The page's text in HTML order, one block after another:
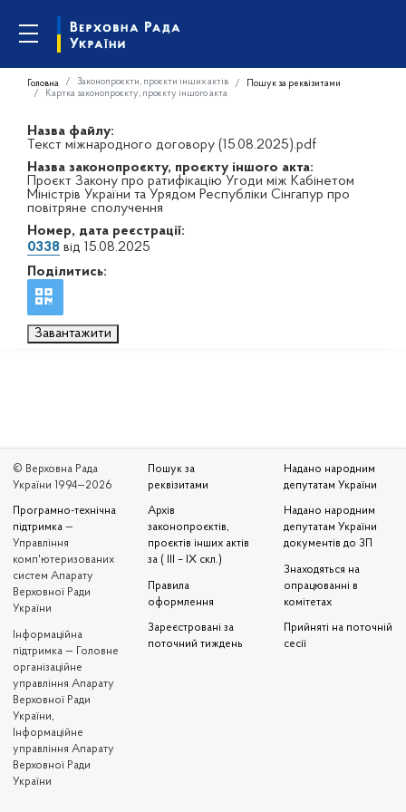
Головна Законопроєкти, проєкти інших актів
Пошук за реквізитами
Картка законопроєкту, проєкту іншого акта
Назва файлу:
Текст міжнародного договору (15.08.2025).pdf
Назва законопроєкту, проєкту іншого акта:
Проєкт Закону про ратифікацію Угоди між Кабінетом
Міністрів України та Урядом Республіки Сінгапур про
повітряне сполучення
Номер, дата реєстрації:
0338 від 15.08.2025
Поділитись:
Завантажити
© Верховна Рада
України 1994—2026
Програмно-технічна
підтримка —
Управління
комп'ютеризованих
систем Апарату
Верховної Ради
України
Iнформаційна
підтримка — Головне
організаційне
управління Апарату
Верховної Ради
України,
Інформаційне
управління Апарату
Верховної Ради
України
Пошук за
реквізитами
Архів
законопроєктів,
проєктів інших актів
за ( III – IX скл.)
Правила
оформлення
Зареєстровані за
поточний тиждень
Надано народним
депутатам України
Надано народним
депутатам України
документів до ЗП
Знаходяться на
опрацюванні в
комітетах
Прийняті на поточній
сесії